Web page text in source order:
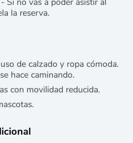
la reserva.
de calzado y ropa cómoda.
hace caminando.
con movilidad reducida.